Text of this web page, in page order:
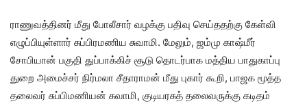
ராணுவத்தினர் மீது போலீசார் வழக்கு பதிவு செய்ததற்கு கேள்வி
எழுப்பியுள்ளார் சுப்பிரமணிய சுவாமி. மேலும், ஜம்மு காஷ்மீர்
சோபியான் பகுதி துப்பாக்கிச் சூடு தொடர்பாக மத்திய பாதுகாப்பு
துறை அமைச்சர் நிர்மலா சீதாராமன் மீது புகார் கூறி, பாஜக மூத்த
தலைவர் சுப்பிமணியன் சுவாமி, குடியரசுத் தலைவருக்கு கடிதம்